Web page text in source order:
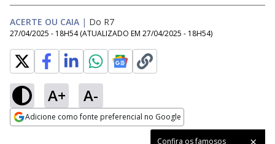
ACERTE OU CAIA | Do R7
27/04/2025 - 18H54 (ATUALIZADO EM 27/04/2025 - 18H54)
A+ A-
Adicione como fonte preferencial no Google
Confira os famosos
Ativar
Loaded
20.48%